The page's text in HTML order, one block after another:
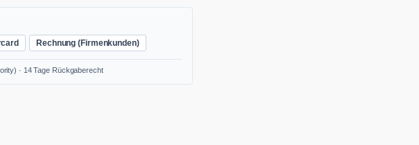
Rechnung (Firmenkunden)
· 14 Tage Rückgaberecht